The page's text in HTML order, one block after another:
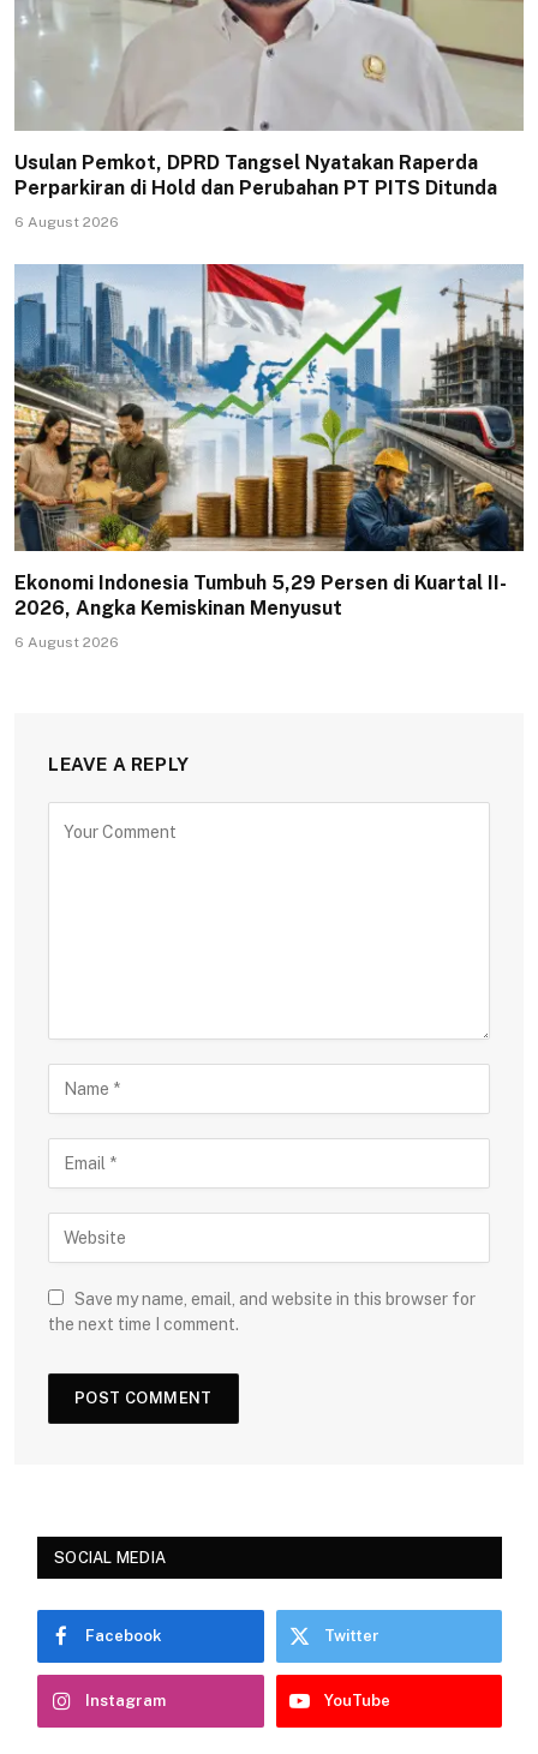
Usulan Pemkot, DPRD Tangsel Nyatakan Raperda
Perparkiran di Hold dan Perubahan PT PITS Ditunda
6 August 2026
Ekonomi Indonesia Tumbuh 5,29 Persen di Kuartal II-
2026, Angka Kemiskinan Menyusut
6 August 2026
LEAVE A REPLY
Save my name, email, and website in this browser for
the next time I comment.
SOCIAL MEDIA
Facebook Twitter
Instagram YouTube